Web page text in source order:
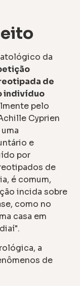
da
de
indivíduo
pelo
Cyprien
e
por
de
é comum,
incida sobre
como no
casa em
a
de